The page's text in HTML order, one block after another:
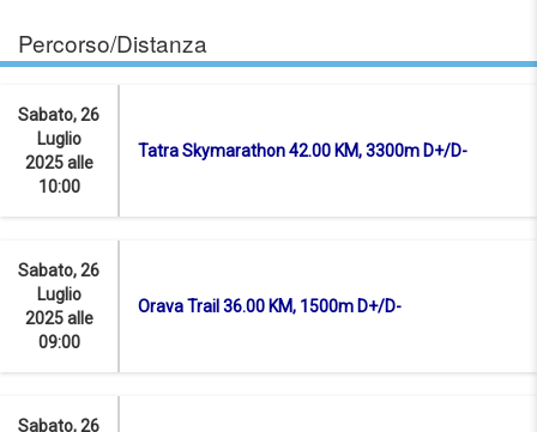
Percorso/Distanza
Sabato, 26
Luglio
2025 alle
10:00
Tatra Skymarathon 42.00 KM, 3300m D+/D-
Sabato, 26
Luglio
2025 alle
09:00
Orava Trail 36.00 KM, 1500m D+/D-
Sabato, 26